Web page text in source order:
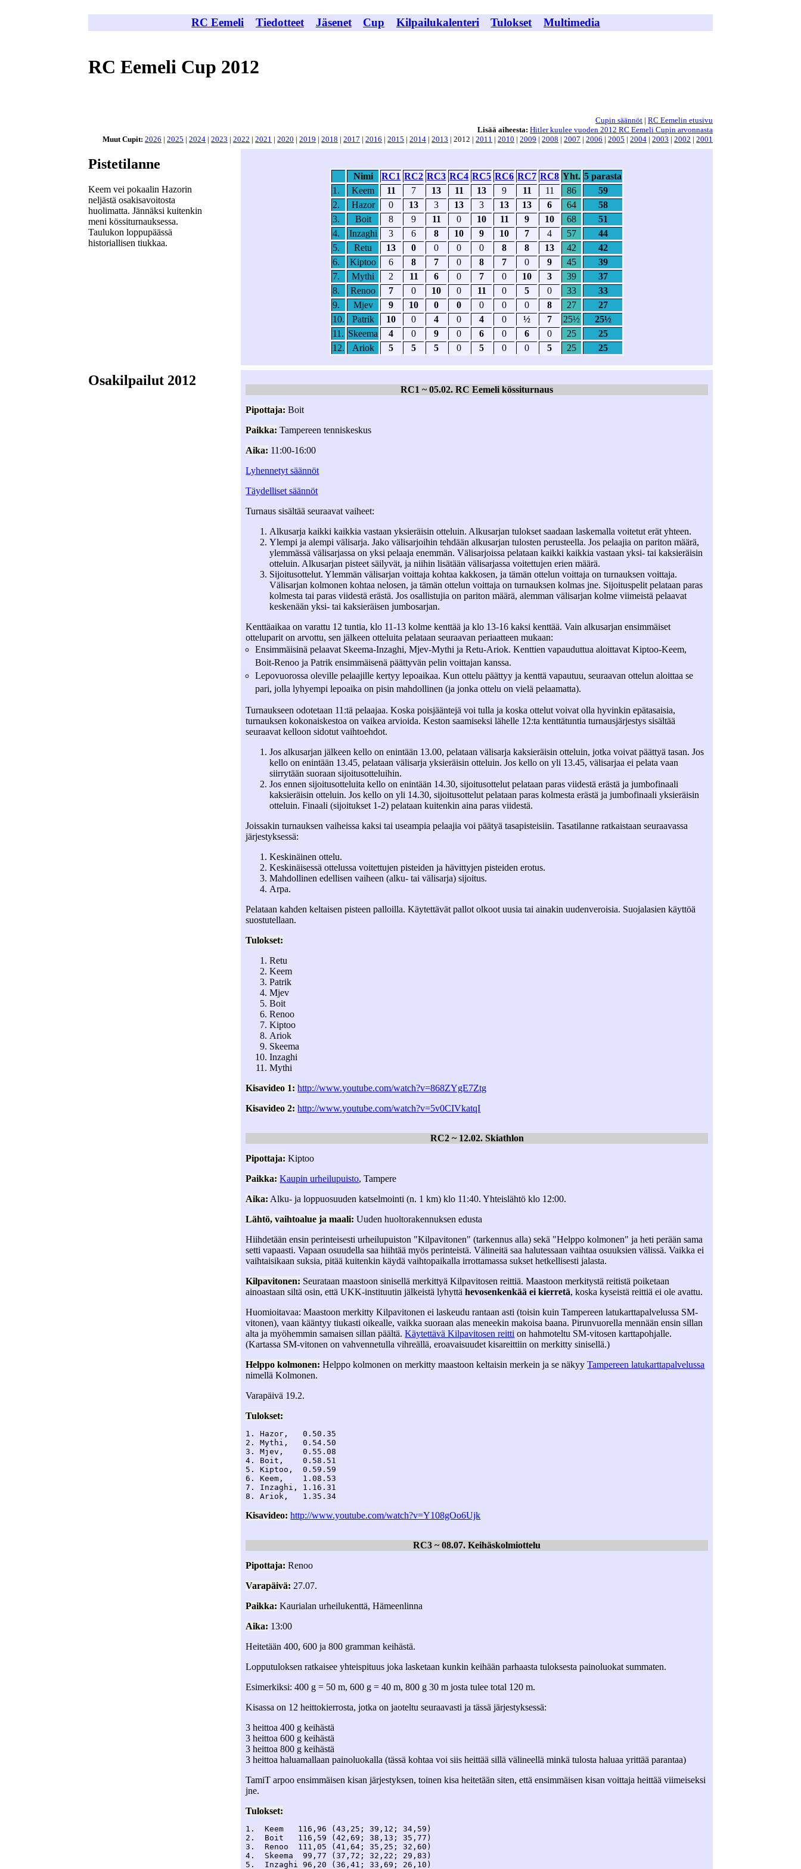
RC Eemeli Tiedotteet Jäsenet Cup Kilpailukalenteri Tulokset Multimedia
RC Eemeli Cup 2012
Cupin säännöt |RC Eemelin etusivu
Lisää aiheesta: Hitler kuulee vuoden 2012 RC Eemeli Cupin arvonnasta
Muut Cupit: 2026 |2025 |2024 |2023 |2022 |2021 |2020 |2019 |2018 |2017 |2016 |2015 |2014 |2013 | 2012 |2011 |2010 |2009 |2008 |2007 |2006 |2005 |2004 |2003 |2002 |2001
Pistetilanne
Keem vei pokaalin Hazorin
neljästä osakisavoitosta
huolimatta. Jännäksi kuitenkin
meni kössiturnauksessa.
Taulukon loppupäässä
historiallisen tiukkaa.
Nimi RC1 RC2 RC3 RC4 RC5 RC6 RC7 RC8 Yht. 5 parasta
1.
Keem 11 7 13 11 13 9 11 11 86
59
2.
Hazor 0 13 3 13 3 13 13 6 64
58
3.
Boit 8 9 11 0 10 11 9 10 68
51
4.
Inzaghi 3 6 8 10 9 10 7 4 57
44
5.
Retu 13 0 0 0 0 8 8 13 42
42
6.
Kiptoo 6 8 7 0 8 7 0 9 45
39
7.
Mythi 2 11 6 0 7 0 10 3 39
37
8.
Renoo 7 0 10 0 11 0 5 0 33
33
9.
Mjev 9 10 0 0 0 0 0 8 27
27
10.
Patrik 10 0 4 0 4 0 ½ 7 25½
25½
11. Skeema 4 0 9 0 6 0 6 0 25
25
12.
Ariok 5 5 5 0 5 0 0 5 25 25
Osakilpailut 2012
RC1 ~ 05.02. RC Eemeli kössiturnaus
Pipottaja: Boit
Paikka: Tampereen tenniskeskus
Aika: 11:00-16:00
Lyhennetyt säännöt
Täydelliset säännöt
Turnaus sisältää seuraavat vaiheet:
Alkusarja kaikki kaikkia vastaan yksieräisin otteluin. Alkusarjan tulokset saadaan laskemalla voitetut erät yhteen.
Ylempi ja alempi välisarja. Jako välisarjoihin tehdään alkusarjan tulosten perusteella. Jos pelaajia on pariton määrä,
ylemmässä välisarjassa on yksi pelaaja enemmän. Välisarjoissa pelataan kaikki kaikkia vastaan yksi- tai kaksieräisin
otteluin. Alkusarjan pisteet säilyvät, ja niihin lisätään välisarjassa voitettujen erien määrä.
Sijoitusottelut. Ylemmän välisarjan voittaja kohtaa kakkosen, ja tämän ottelun voittaja on turnauksen voittaja.
Välisarjan kolmonen kohtaa nelosen, ja tämän ottelun voittaja on turnauksen kolmas jne. Sijoituspelit pelataan paras
kolmesta tai paras viidestä erästä. Jos osallistujia on pariton määrä, alemman välisarjan kolme viimeistä pelaavat
keskenään yksi- tai kaksieräisen jumbosarjan.
Kenttäaikaa on varattu 12 tuntia, klo 11-13 kolme kenttää ja klo 13-16 kaksi kenttää. Vain alkusarjan ensimmäiset
otteluparit on arvottu, sen jälkeen otteluita pelataan seuraavan periaatteen mukaan:
Ensimmäisinä pelaavat Skeema-Inzaghi, Mjev-Mythi ja Retu-Ariok. Kenttien vapauduttua aloittavat Kiptoo-Keem,
Boit-Renoo ja Patrik ensimmäisenä päättyvän pelin voittajan kanssa.
Lepovuorossa oleville pelaajille kertyy lepoaikaa. Kun ottelu päättyy ja kenttä vapautuu, seuraavan ottelun aloittaa se
pari, jolla lyhyempi lepoaika on pisin mahdollinen (ja jonka ottelu on vielä pelaamatta).
Turnaukseen odotetaan 11:tä pelaajaa. Koska poisjääntejä voi tulla ja koska ottelut voivat olla hyvinkin epätasaisia,
turnauksen kokonaiskestoa on vaikea arvioida. Keston saamiseksi lähelle 12:ta kenttätuntia turnausjärjestys sisältää
seuraavat kelloon sidotut vaihtoehdot.
Jos alkusarjan jälkeen kello on enintään 13.00, pelataan välisarja kaksieräisin otteluin, jotka voivat päättyä tasan. Jos
kello on enintään 13.45, pelataan välisarja yksieräisin otteluin. Jos kello on yli 13.45, välisarjaa ei pelata vaan
siirrytään suoraan sijoitusotteluihin.
Jos ennen sijoitusotteluita kello on enintään 14.30, sijoitusottelut pelataan paras viidestä erästä ja jumbofinaali
kaksieräisin otteluin. Jos kello on yli 14.30, sijoitusottelut pelataan paras kolmesta erästä ja jumbofinaali yksieräisin
otteluin. Finaali (sijoitukset 1-2) pelataan kuitenkin aina paras viidestä.
Joissakin turnauksen vaiheissa kaksi tai useampia pelaajia voi päätyä tasapisteisiin. Tasatilanne ratkaistaan seuraavassa
järjestyksessä:
Keskinäinen ottelu.
Keskinäisessä ottelussa voitettujen pisteiden ja hävittyjen pisteiden erotus.
Mahdollinen edellisen vaiheen (alku- tai välisarja) sijoitus.
Arpa.
Pelataan kahden keltaisen pisteen palloilla. Käytettävät pallot olkoot uusia tai ainakin uudenveroisia. Suojalasien käyttöä
suostutellaan.
Tulokset:
Retu
Keem
Patrik
Mjev
Boit
Renoo
Kiptoo
Ariok
Skeema
Inzaghi
Mythi
Kisavideo 1: http://www.youtube.com/watch?v=868ZYgE7Ztg
Kisavideo 2: http://www.youtube.com/watch?v=5v0CIVkatqI
RC2 ~ 12.02. Skiathlon
Pipottaja: Kiptoo
Paikka: Kaupin urheilupuisto, Tampere
Aika: Alku- ja loppuosuuden katselmointi (n. 1 km) klo 11:40. Yhteislähtö klo 12:00.
Lähtö, vaihtoalue ja maali: Uuden huoltorakennuksen edusta
Hiihdetään ensin perinteisesti urheilupuiston "Kilpavitonen" (tarkennus alla) sekä "Helppo kolmonen" ja heti perään sama
setti vapaasti. Vapaan osuudella saa hiihtää myös perinteistä. Välineitä saa halutessaan vaihtaa osuuksien välissä. Vaikka ei
vaihtaisikaan suksia, pitää kuitenkin käydä vaihtopaikalla irrottamassa sukset hetkellisesti jalasta.
Kilpavitonen: Seurataan maastoon sinisellä merkittyä Kilpavitosen reittiä. Maastoon merkitystä reitistä poiketaan
ainoastaan siltä osin, että UKK-instituutin jälkeistä lyhyttähevosenkenkää ei kierretä, koska kyseistä reittiä ei ole avattu.
Huomioitavaa: Maastoon merkitty Kilpavitonen ei laskeudu rantaan asti (toisin kuin Tampereen latukarttapalvelussa SM-
vitonen), vaan kääntyy tiukasti oikealle, vaikka suoraan alas meneekin makoisa baana. Pirunvuorella mennään ensin sillan
alta ja myöhemmin samaisen sillan päältä.Käytettävä Kilpavitosen reitti on hahmoteltu SM-vitosen karttapohjalle.
(Kartassa SM-vitonen on vahvennetulla vihreällä, eroavaisuudet kisareittiin on merkitty sinisellä.)
Helppo kolmonen: Helppo kolmonen on merkitty maastoon keltaisin merkein ja se näkyyTampereen latukarttapalvelussa
nimellä Kolmonen.
Varapäivä 19.2.
Tulokset:
1. Hazor,   0.50.35
2. Mythi,   0.54.50
3. Mjev,    0.55.08
4. Boit,    0.58.51
5. Kiptoo,  0.59.59
6. Keem,    1.08.53
7. Inzaghi, 1.16.31
Kisavideo: http://www.youtube.com/watch?v=Y108gOo6Ujk
RC3 ~ 08.07. Keihäskolmiottelu
Pipottaja: Renoo
Varapäivä: 27.07.
Paikka: Kaurialan urheilukenttä, Hämeenlinna
Aika: 13:00
Heitetään 400, 600 ja 800 gramman keihästä.
Lopputuloksen ratkaisee yhteispituus joka lasketaan kunkin keihään parhaasta tuloksesta painoluokat summaten.
Esimerkiksi: 400 g = 50 m, 600 g = 40 m, 800 g 30 m josta tulee total 120 m.
Kisassa on 12 heittokierrosta, jotka on jaoteltu seuraavasti ja tässä järjestyksessä:
3 heittoa 400 g keihästä
3 heittoa 600 g keihästä
3 heittoa 800 g keihästä
3 heittoa haluamallaan painoluokalla (tässä kohtaa voi siis heittää sillä välineellä minkä tulosta haluaa yrittää parantaa)
TamiT arpoo ensimmäisen kisan järjestyksen, toinen kisa heitetään siten, että ensimmäisen kisan voittaja heittää viimeiseksi
jne.
Tulokset:
1.  Keem   116,96 (43,25; 39,12; 34,59)
2.  Boit   116,59 (42,69; 38,13; 35,77)
3.  Renoo  111,05 (41,64; 35,25; 32,60)
4.  Skeema  99,77 (37,72; 32,22; 29,83)
5.  Inzaghi 96,20 (36,41; 33,69; 26,10)